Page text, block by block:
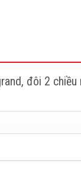
đôi 2 chiều